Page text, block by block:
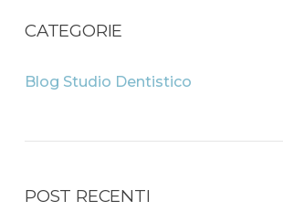
CATEGORIE
Blog Studio Dentistico
POST RECENTI